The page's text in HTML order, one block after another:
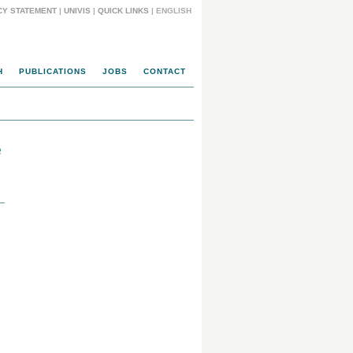
STATEMENT | UNIVIS | QUICK LINKS | ENGLISH
PUBLICATIONS JOBS CONTACT